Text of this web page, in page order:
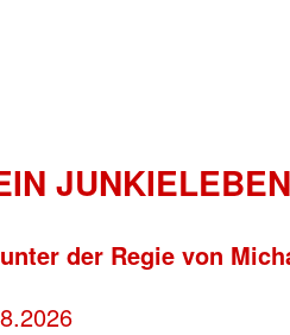
der Regie von